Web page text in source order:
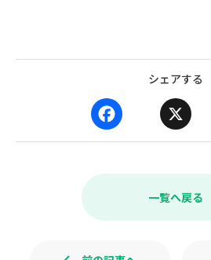
シェアする
a
e
k
一覧へ戻る